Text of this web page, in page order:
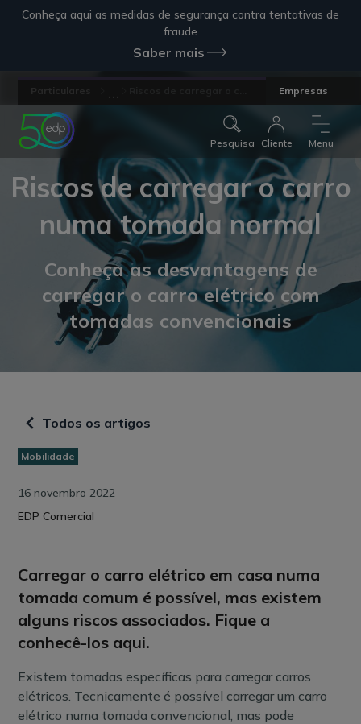
Conheça aqui as medidas de segurança contra tentativas de
fraude
Saber mais
Empresas
Pesquisa Cliente Menu
Riscos de carregar o carro
numa tomada normal
Conheça as desvantagens de
carregar o carro elétrico com
tomadas convencionais
Todos os artigos
Mobilidade
16 novembro 2022
EDP Comercial
Carregar o carro elétrico em casa numa
tomada comum é possível, mas existem
alguns riscos associados. Fique a
conhecê-los aqui.
Existem tomadas específicas para carregar carros
elétricos. Tecnicamente é possível carregar um carro
elétrico numa tomada convencional, mas pode